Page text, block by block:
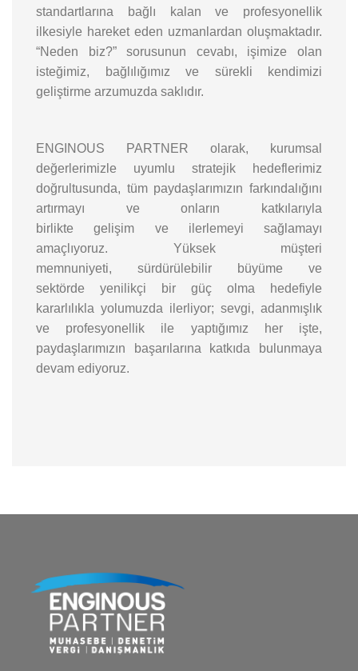
standartlarına bağlı kalan ve profesyonellik
ilkesiyle hareket eden uzmanlardan oluşmaktadır.
“Neden biz?” sorusunun cevabı, işimize olan
isteğimiz, bağlılığımız ve sürekli kendimizi
geliştirme arzumuzda saklıdır.
ENGINOUS PARTNER olarak, kurumsal
değerlerimizle uyumlu stratejik hedeflerimiz
doğrultusunda, tüm paydaşlarımızın farkındalığını
artırmayı ve onların katkılarıyla
birlikte gelişim ve ilerlemeyi sağlamayı
amaçlıyoruz. Yüksek müşteri
memnuniyeti, sürdürülebilir büyüme ve
sektörde yenilikçi bir güç olma hedefiyle
kararlılıkla yolumuzda ilerliyor; sevgi, adanmışlık
ve profesyonellik ile yaptığımız her işte,
paydaşlarımızın başarılarına katkıda bulunmaya
devam ediyoruz.